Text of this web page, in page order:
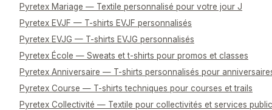
Pyretex Mariage — Textile personnalisé pour votre jour J
Pyretex EVJF — T-shirts EVJF personnalisés
Pyretex EVJG — T-shirts EVJG personnalisés
Pyretex École — Sweats et t-shirts pour promos et classes
Pyretex Anniversaire — T-shirts personnalisés pour
Pyretex Course — T-shirts techniques pour courses et trails
Pyretex Collectivité — Textile pour collectivités et services